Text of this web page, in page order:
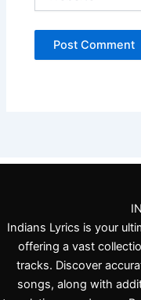
Indians Lyrics is your
offering a vast
tracks. Discover
songs, along with